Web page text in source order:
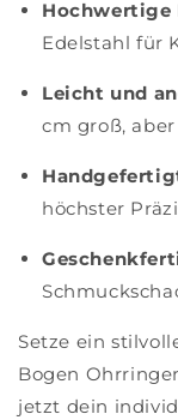
Hochwertige
Edelstahl für
Leicht und
cm groß,
höchster
Setze ein
Bogen
jetzt dein